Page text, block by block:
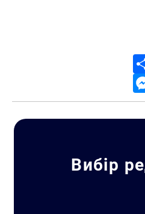
Вибір